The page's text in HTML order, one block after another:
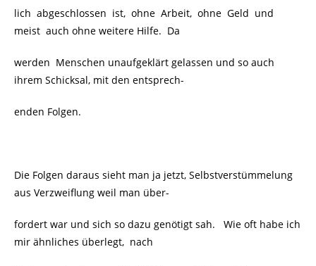
lich abgeschlossen ist, ohne Arbeit, ohne Geld und
meist auch ohne weitere Hilfe. Da
werden Menschen unaufgeklärt gelassen und so auch
ihrem Schicksal, mit den entsprech-
enden Folgen.
Die Folgen daraus sieht man ja jetzt, Selbstverstümmelung
aus Verzweiflung weil man über-
fordert war und sich so dazu genötigt sah. Wie oft habe ich
mir ähnliches überlegt, nach